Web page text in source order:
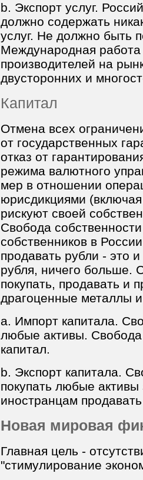
b. Экспорт услуг.
должно содержать
услуг. Не должно быть
Международная работа
производителей на
двусторонних и
Капитал
Отмена всех
от государственных
отказ от
режима валютного
мер в отношении
юрисдикциями
рискуют своей
Свобода
собственников в
продавать рубли - это
рубля, ничего больше.
покупать, продавать и
драгоценные металлы
a. Импорт капитала.
любые активы. Свобода
капитал.
b. Экспорт капитала.
покупать любые
иностранцам
Новая мировая
Главная цель -
"стимулирование